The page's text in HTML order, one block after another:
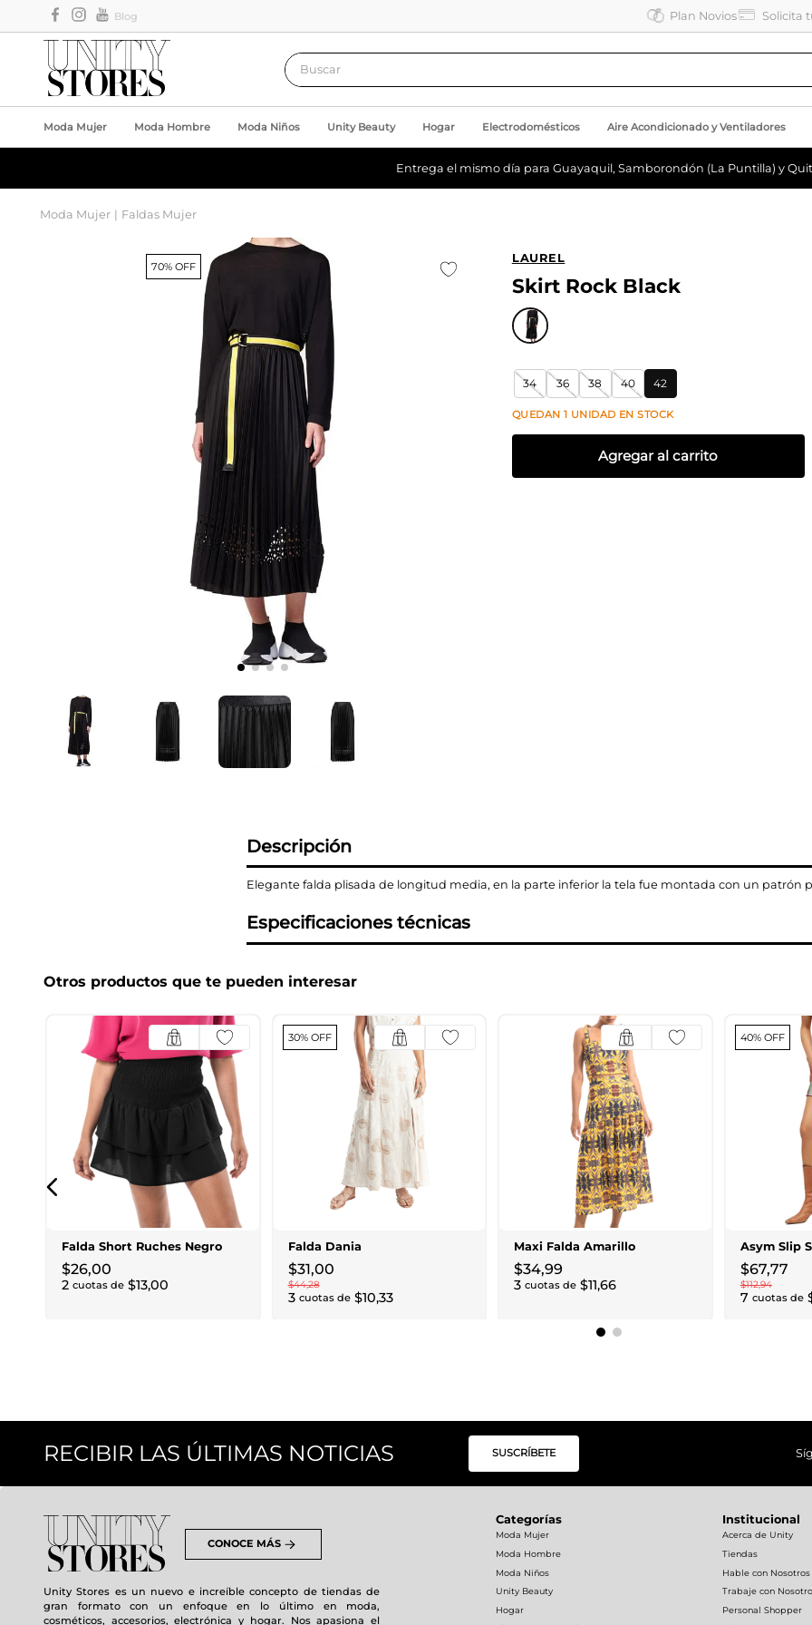
Blog Plan Novios Solicita
Buscar
Moda Mujer Moda Hombre Moda Niños Unity Beauty Hogar Electrodomésticos Aire Acondicionado y Ventiladores
Entrega el mismo día para Guayaquil, Samborondón (La Puntilla) y
Moda Mujer Faldas Mujer
70% OFF
LAUREL
Skirt Rock Black
34 36 38 40 42
QUEDAN 1 UNIDAD EN STOCK
Agregar al carrito
Descripción
Elegante falda plisada de longitud media, en la parte inferior la tela fue montada con un patrón
Especificaciones técnicas
Otros productos que te pueden interesar
Falda Short Ruches Negro
$26,00
2 cuotas de $13,00
30% OFF
Falda Dania
$31,00
$44,28
3 cuotas de $10,33
Maxi Falda Amarillo
$34,99
3 cuotas de $11,66
40% OFF
Asym Slip
$67,77
$112,94
7 cuotas de
RECIBIR LAS ÚLTIMAS NOTICIAS SUSCRÍBETE
CONOCE MÁS
Unity Stores es un nuevo e increíble concepto de tiendas de
gran formato con un enfoque en lo último en moda,
cosméticos, accesorios, electrónica y hogar. Nos apasiona el
Categorías
Moda Mujer
Moda Hombre
Moda Niños
Unity Beauty
Hogar
Institucional
Acerca de Unity
Tiendas
Hable con Nosotros
Trabaje con
Personal Shopper